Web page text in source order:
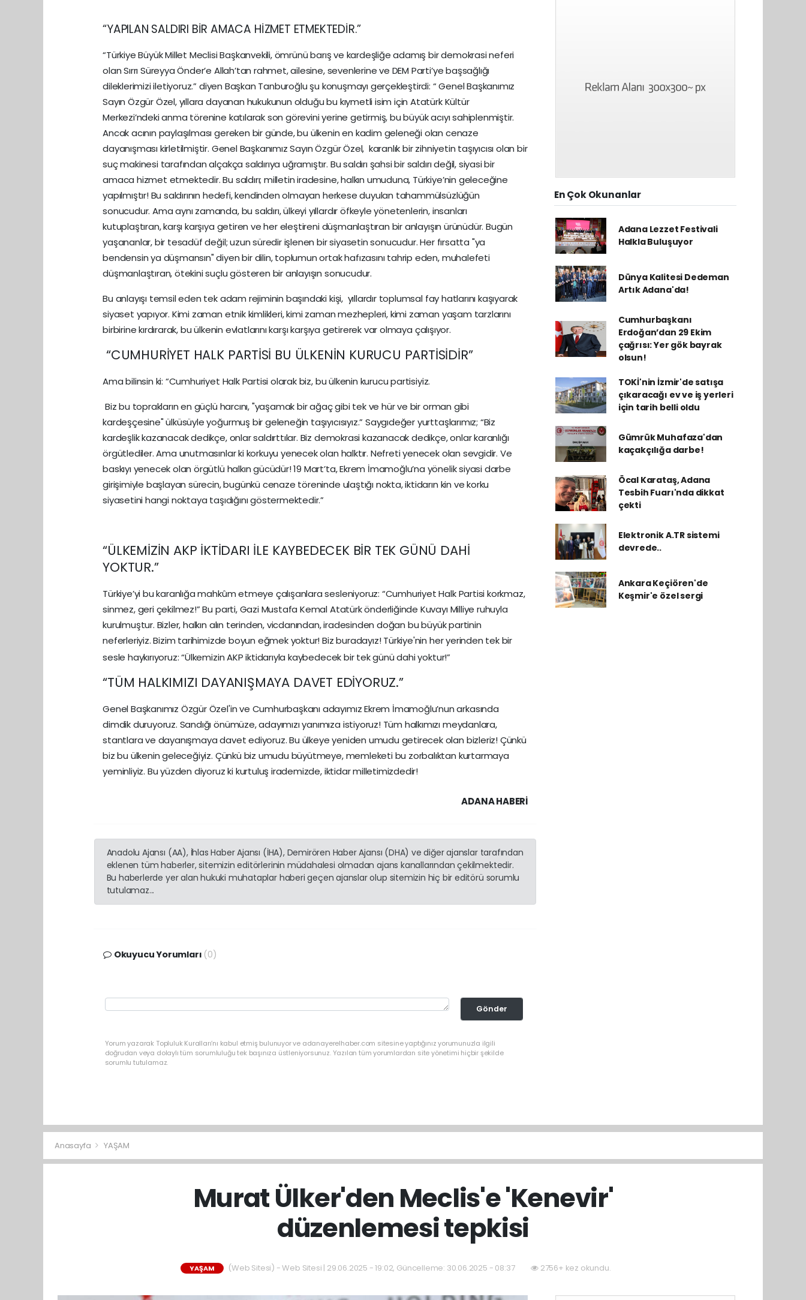
“YAPILAN SALDIRI BİR AMACA HİZMET ETMEKTEDİR.”
“Türkiye Büyük Millet Meclisi Başkanvekili, ömrünü barış ve kardeşliğe adamış bir demokrasi neferi
olan Sırrı Süreyya Önder’e Allah’tan rahmet, ailesine, sevenlerine ve DEM Parti’ye başsağlığı
dileklerimizi iletiyoruz.” diyen Başkan Tanburoğlu şu konuşmayı gerçekleştirdi: “ Genel Başkanımız
Sayın Özgür Özel, yıllara dayanan hukukunun olduğu bu kıymetli isim için Atatürk Kültür
Merkezi’ndeki anma törenine katılarak son görevini yerine getirmiş, bu büyük acıyı sahiplenmiştir.
Ancak acının paylaşılması gereken bir günde, bu ülkenin en kadim geleneği olan cenaze
dayanışması kirletilmiştir. Genel Başkanımız Sayın Özgür Özel, karanlık bir zihniyetin taşıyıcısı olan bir
suç makinesi tarafından alçakça saldırıya uğramıştır. Bu saldırı şahsi bir saldırı değil, siyasi bir
amaca hizmet etmektedir. Bu saldırı; milletin iradesine, halkın umuduna, Türkiye’nin geleceğine
yapılmıştır! Bu saldırının hedefi, kendinden olmayan herkese duyulan tahammülsüzlüğün
sonucudur. Ama aynı zamanda, bu saldırı, ülkeyi yıllardır öfkeyle yönetenlerin, insanları
kutuplaştıran, karşı karşıya getiren ve her eleştireni düşmanlaştıran bir anlayışın ürünüdür. Bugün
yaşananlar, bir tesadüf değil; uzun süredir işlenen bir siyasetin sonucudur. Her fırsatta "ya
bendensin ya düşmansın" diyen bir dilin, toplumun ortak hafızasını tahrip eden, muhalefeti
düşmanlaştıran, ötekini suçlu gösteren bir anlayışın sonucudur.
Bu anlayışı temsil eden tek adam rejiminin başındaki kişi, yıllardır toplumsal fay hatlarını kaşıyarak
siyaset yapıyor. Kimi zaman etnik kimlikleri, kimi zaman mezhepleri, kimi zaman yaşam tarzlarını
birbirine kırdırarak, bu ülkenin evlatlarını karşı karşıya getirerek var olmaya çalışıyor.
“CUMHURİYET HALK PARTİSİ BU ÜLKENİN KURUCU PARTİSİDİR”
Ama bilinsin ki: “Cumhuriyet Halk Partisi olarak biz, bu ülkenin kurucu partisiyiz.
Biz bu toprakların en güçlü harcını, "yaşamak bir ağaç gibi tek ve hür ve bir orman gibi
kardeşçesine" ülküsüyle yoğurmuş bir geleneğin taşıyıcısıyız.” Saygıdeğer yurttaşlarımız; “Biz
kardeşlik kazanacak dedikçe, onlar saldırttılar. Biz demokrasi kazanacak dedikçe, onlar karanlığı
örgütlediler. Ama unutmasınlar ki korkuyu yenecek olan halktır. Nefreti yenecek olan sevgidir. Ve
baskıyı yenecek olan örgütlü halkın gücüdür! 19 Mart’ta, Ekrem İmamoğlu’na yönelik siyasi darbe
girişimiyle başlayan sürecin, bugünkü cenaze töreninde ulaştığı nokta, iktidarın kin ve korku
siyasetini hangi noktaya taşıdığını göstermektedir.”
“ÜLKEMİZİN AKP İKTİDARI İLE KAYBEDECEK BİR TEK GÜNÜ DAHİ
YOKTUR.”
Türkiye’yi bu karanlığa mahkûm etmeye çalışanlara sesleniyoruz: “Cumhuriyet Halk Partisi korkmaz,
sinmez, geri çekilmez!” Bu parti, Gazi Mustafa Kemal Atatürk önderliğinde Kuvayı Milliye ruhuyla
kurulmuştur. Bizler, halkın alın terinden, vicdanından, iradesinden doğan bu büyük partinin
neferleriyiz. Bizim tarihimizde boyun eğmek yoktur! Biz buradayız! Türkiye'nin her yerinden tek bir
sesle haykırıyoruz: “Ülkemizin AKP iktidarıyla kaybedecek bir tek günü dahi yoktur!”
“TÜM HALKIMIZI DAYANIŞMAYA DAVET EDİYORUZ.”
Genel Başkanımız Özgür Özel'in ve Cumhurbaşkanı adayımız Ekrem İmamoğlu’nun arkasında
dimdik duruyoruz. Sandığı önümüze, adayımızı yanımıza istiyoruz! Tüm halkımızı meydanlara,
stantlara ve dayanışmaya davet ediyoruz. Bu ülkeye yeniden umudu getirecek olan bizleriz! Çünkü
biz bu ülkenin geleceğiyiz. Çünkü biz umudu büyütmeye, memleketi bu zorbalıktan kurtarmaya
yeminliyiz. Bu yüzden diyoruz ki kurtuluş irademizde, iktidar milletimizdedir!
ADANA HABERİ
Anadolu Ajansı (AA), İhlas Haber Ajansı (İHA), Demirören Haber Ajansı (DHA) ve diğer ajanslar tarafından
eklenen tüm haberler, sitemizin editörlerinin müdahalesi olmadan ajans kanallarından çekilmektedir.
Bu haberlerde yer alan hukuki muhataplar haberi geçen ajanslar olup sitemizin hiç bir editörü sorumlu
tutulamaz...
Okuyucu Yorumları (0)
Gönder
Yorum yazarak Topluluk Kuralları’nı kabul etmiş bulunuyor ve adanayerelhaber.com sitesine yaptığınız yorumunuzla ilgili
doğrudan veya dolaylı tüm sorumluluğu tek başınıza üstleniyorsunuz. Yazılan tüm yorumlardan site yönetimi hiçbir şekilde
sorumlu tutulamaz.
En Çok Okunanlar
Adana Lezzet Festivali
Halkla Buluşuyor
Dünya Kalitesi Dedeman
Artık Adana'da!
Cumhurbaşkanı
Erdoğan’dan 29 Ekim
çağrısı: Yer gök bayrak
olsun!
TOKİ'nin İzmir'de satışa
çıkaracağı ev ve iş yerleri
için tarih belli oldu
Gümrük Muhafaza'dan
kaçakçılığa darbe!
Öcal Karataş, Adana
Tesbih Fuarı'nda dikkat
çekti
Elektronik A.TR sistemi
devrede..
Ankara Keçiören'de
Keşmir'e özel sergi
Anasayfa YAŞAM
Murat Ülker'den Meclis'e 'Kenevir'
düzenlemesi tepkisi
YAŞAM (Web Sitesi) - Web Sitesi | 29.06.2025 - 19:02, Güncelleme: 30.06.2025 - 08:37 2756+ kez okundu.